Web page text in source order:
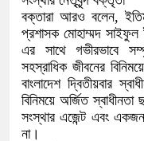
বক্তারা আরও বলেন,
প্রশাসক মোহাম্মদ সাইফুল
এর সাথে গভীরভাবে
সহস্রাধিক জীবনের
বাংলাদেশ দ্বিতীয়বার
বিনিময়ে অর্জিত স্বাধীনতা
সংস্থার এজেন্ট এবং একজন
না।